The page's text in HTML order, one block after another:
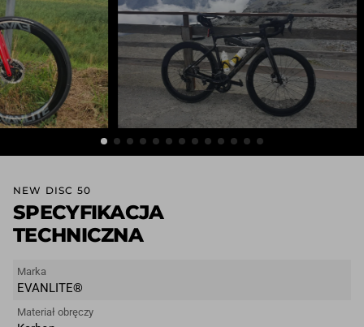
NEW DISC 50
SPECYFIKACJA
TECHNICZNA
Marka
EVANLITE®
Materiał obręczy